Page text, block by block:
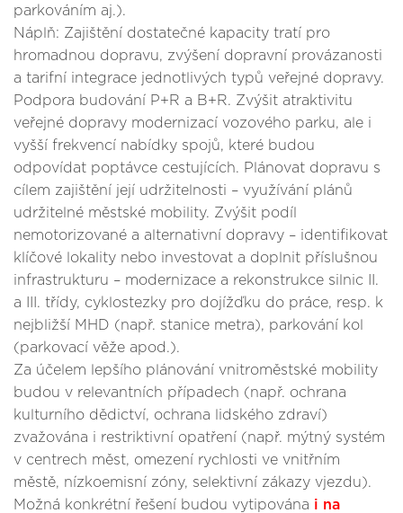
parkováním aj.).
Náplň: Zajištění dostatečné kapacity tratí pro
hromadnou dopravu, zvýšení dopravní provázanosti
a tarifní integrace jednotlivých typů veřejné dopravy.
Podpora budování P+R a B+R. Zvýšit atraktivitu
veřejné dopravy modernizací vozového parku, ale i
vyšší frekvencí nabídky spojů, které budou
odpovídat poptávce cestujících. Plánovat dopravu s
cílem zajištění její udržitelnosti – využívání plánů
udržitelné městské mobility. Zvýšit podíl
nemotorizované a alternativní dopravy – identifikovat
klíčové lokality nebo investovat a doplnit příslušnou
infrastrukturu – modernizace a rekonstrukce silnic II.
a III. třídy, cyklostezky pro dojížďku do práce, resp. k
nejbližší MHD (např. stanice metra), parkování kol
(parkovací věže apod.).
Za účelem lepšího plánování vnitroměstské mobility
budou v relevantních případech (např. ochrana
kulturního dědictví, ochrana lidského zdraví)
zvažována i restriktivní opatření (např. mýtný systém
v centrech měst, omezení rychlosti ve vnitřním
městě, nízkoemisní zóny, selektivní zákazy vjezdu).
Možná konkrétní řešení budou vytipována i na